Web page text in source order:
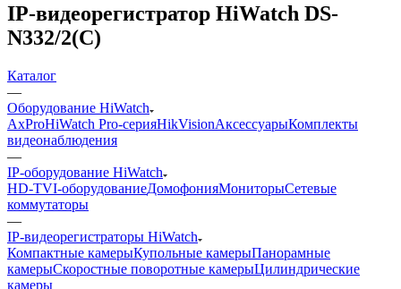
IP-видеорегистратор HiWatch DS-
N332/2(C)
Каталог
—
Оборудование HiWatch
AxProHiWatch Pro-серияHikVisionАксессуарыКомплекты
видеонаблюдения
—
IP-оборудование HiWatch
HD-TVI-оборудованиеДомофонияМониторыСетевые
коммутаторы
—
IP-видеорегистраторы HiWatch
Компактные камерыКупольные камерыПанорамные
камерыСкоростные поворотные камерыЦилиндрические
камеры